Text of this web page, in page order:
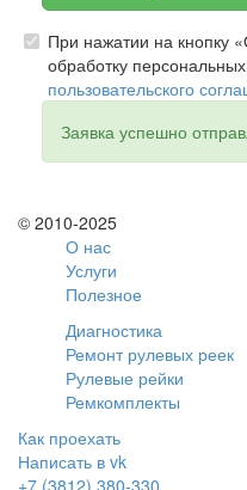
При нажатии на кнопку
обработку
пользовательского
Заявка успешно
© 2010-2025
О нас
Услуги
Полезное
Диагностика
Ремонт рулевых реек
Рулевые рейки
Ремкомплекты
Как проехать
Написать в vk
+7 (3812) 380-330